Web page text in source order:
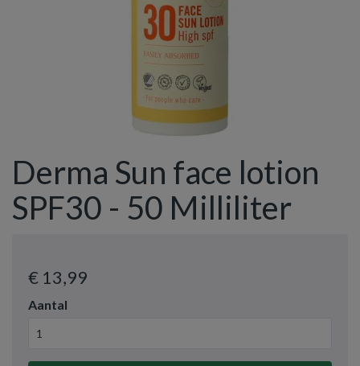
Derma Sun face lotion
SPF30 - 50 Milliliter
€ 13,99
Aantal